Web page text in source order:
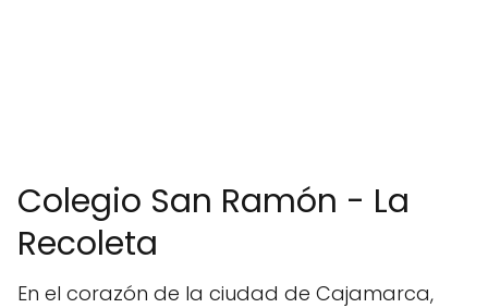
Colegio San Ramón - La
Recoleta
En el corazón de la ciudad de Cajamarca,